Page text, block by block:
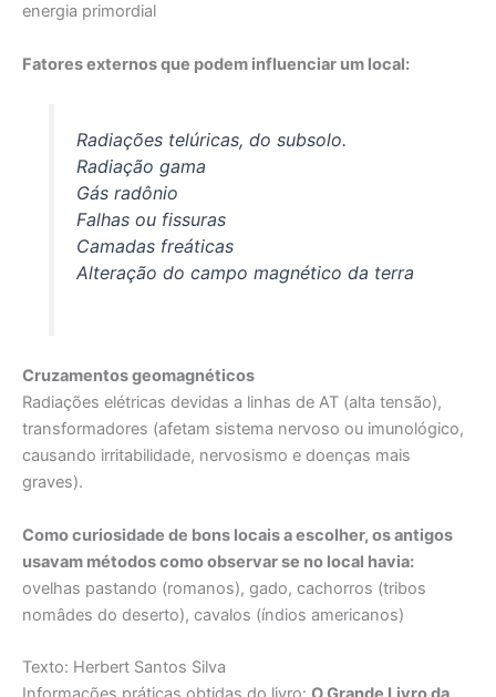
energia primordial
Fatores externos que podem influenciar um local:
Radiações telúricas, do subsolo.
Radiação gama
Gás radônio
Falhas ou fissuras
Camadas freáticas
Alteração do campo magnético da terra
Cruzamentos geomagnéticos
Radiações elétricas devidas a linhas de AT (alta tensão),
transformadores (afetam sistema nervoso ou imunológico,
causando irritabilidade, nervosismo e doenças mais
graves).
Como curiosidade de bons locais a escolher, os antigos
usavam métodos como observar se no local havia:
ovelhas pastando (romanos), gado, cachorros (tribos
nomâdes do deserto), cavalos (índios americanos)
Texto: Herbert Santos Silva